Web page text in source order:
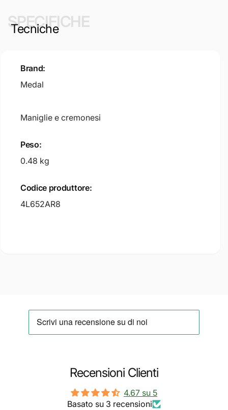
SPECIFICHE
Tecniche
Brand:
Medal
Maniglie e cremonesi
Peso:
0.48 kg
Codice produttore:
4L652AR8
Recensioni Clienti
4.67 su 5
Basato su 3 recensioni